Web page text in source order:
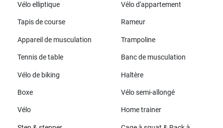
Vélo elliptique
Vélo d'appartement
Tapis de course Rameur
Appareil de musculation Trampoline
Tennis de table Banc de musculation
Vélo de biking Haltère
Boxe Vélo semi-allongé
Vélo Home trainer